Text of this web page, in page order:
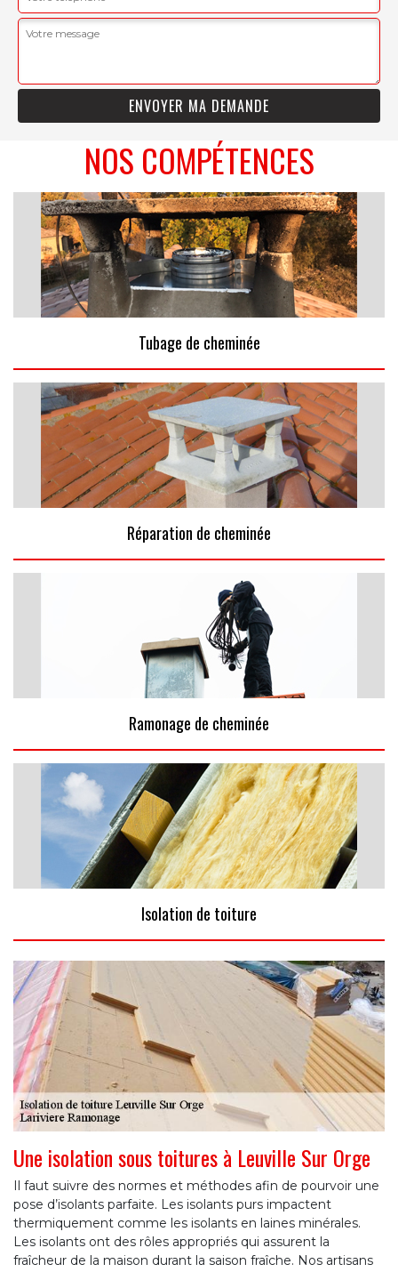
NOS COMPÉTENCES
Tubage de cheminée
Réparation de cheminée
Ramonage de cheminée
Isolation de toiture
Une isolation sous toitures à Leuville Sur Orge
Il faut suivre des normes et méthodes afin de pourvoir une
pose d’isolants parfaite. Les isolants purs impactent
thermiquement comme les isolants en laines minérales.
Les isolants ont des rôles appropriés qui assurent la
fraîcheur de la maison durant la saison fraîche. Nos artisans